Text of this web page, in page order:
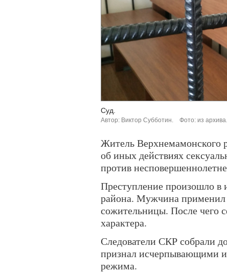
Суд.
Автор: Виктор Субботин. Фото: из архива.
Житель Верхнемамонского
об иных действиях
против
Преступление произошло в
района. Мужчина применил
сожительницы. После чего
характера.
Следователи СКР собрали
признал исчерпывающими
режима.